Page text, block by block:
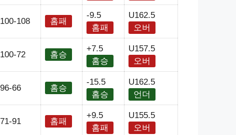
100-108 홈패
-9.5
홈패
U162.5
오버
100-72 홈승
+7.5
홈승
U157.5
오버
96-66 홈승
-15.5
홈승
U162.5
언더
71-91 홈패
+9.5
홈패
U155.5
오버